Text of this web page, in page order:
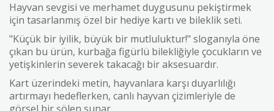
Hayvan sevgisi ve merhamet duygusunu pekiştirmek
için tasarlanmış özel bir hediye kartı ve bileklik seti.
"Küçük bir iyilik, büyük bir mutluluktur!" sloganıyla öne
çıkan bu ürün, kurbağa figürlü bilekliğiyle çocukların ve
yetişkinlerin severek takacağı bir aksesuardır.
Kart üzerindeki metin, hayvanlara karşı duyarlılığı
artırmayı hedeflerken, canlı hayvan çizimleriyle de